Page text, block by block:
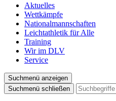
Aktuelles
Wettkämpfe
Nationalmannschaften
Leichtathletik für Alle
Training
Wir im DLV
Service
Suchmenü anzeigen
Suchmenü schließen